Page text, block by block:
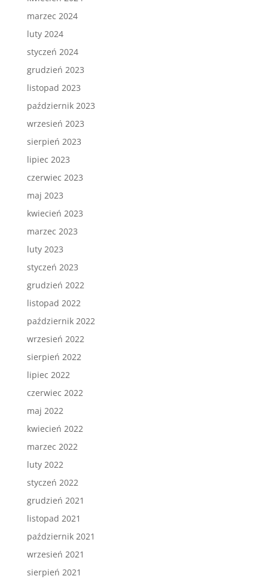
marzec 2024
luty 2024
styczeń 2024
grudzień 2023
listopad 2023
październik 2023
wrzesień 2023
sierpień 2023
lipiec 2023
czerwiec 2023
maj 2023
kwiecień 2023
marzec 2023
luty 2023
styczeń 2023
grudzień 2022
listopad 2022
październik 2022
wrzesień 2022
sierpień 2022
lipiec 2022
czerwiec 2022
maj 2022
kwiecień 2022
marzec 2022
luty 2022
styczeń 2022
grudzień 2021
listopad 2021
październik 2021
wrzesień 2021
sierpień 2021